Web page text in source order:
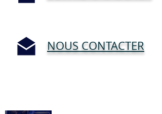
NOUS CONTACTER